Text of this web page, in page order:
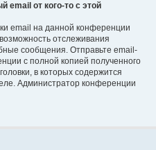
email от кого-то с этой
email на данной конференции
отслеживания
сообщения. Отправьте email-
с полной копией полученного
в которых содержится
Администратор конференции